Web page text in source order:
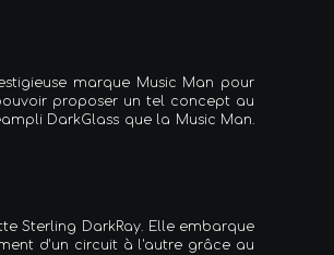
marque Music Man pour
proposer un tel concept au
DarkGlass que la Music Man.
Sterling DarkRay. Elle embarque
d'un circuit à l'autre grâce au